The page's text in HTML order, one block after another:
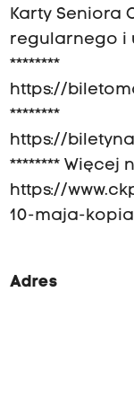
Karty Seniora
regularnego i
********
https://
********
https://
******** Więcej
https://
10-maja-kopia
Adres